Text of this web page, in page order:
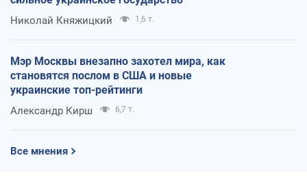
Николай Княжицкий 1,6 т.
Мэр Москвы внезапно захотел мира, как
становятся послом в США и новые
украинские топ-рейтинги
Александр Кирш 6,7 т.
Все мнения